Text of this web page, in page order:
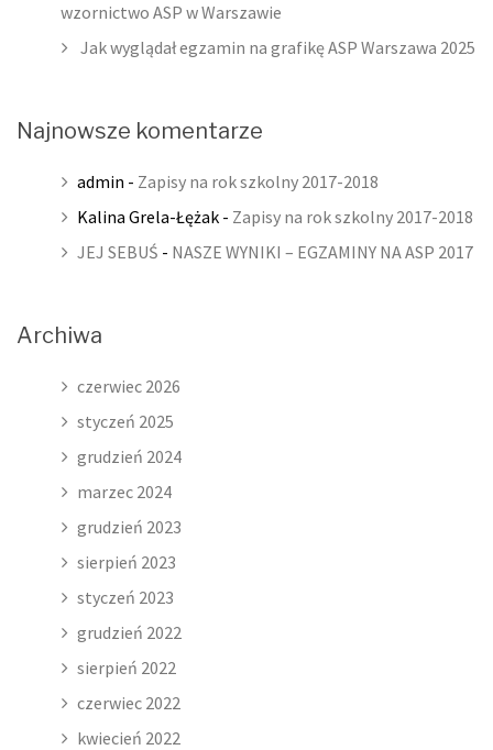
wzornictwo ASP w Warszawie
Jak wyglądał egzamin na grafikę ASP Warszawa 2025
Najnowsze komentarze
admin - Zapisy na rok szkolny 2017-2018
Kalina Grela-Łężak - Zapisy na rok szkolny 2017-2018
JEJ SEBUŚ - NASZE WYNIKI – EGZAMINY NA ASP 2017
Archiwa
czerwiec 2026
styczeń 2025
grudzień 2024
marzec 2024
grudzień 2023
sierpień 2023
styczeń 2023
grudzień 2022
sierpień 2022
czerwiec 2022
kwiecień 2022